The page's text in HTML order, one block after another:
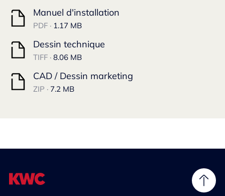
Manuel d'installation
PDF · 1.17 MB
Dessin technique
TIFF · 8.06 MB
CAD / Dessin marketing
ZIP · 7.2 MB